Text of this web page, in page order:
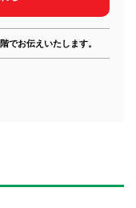
でお伝えいたします。